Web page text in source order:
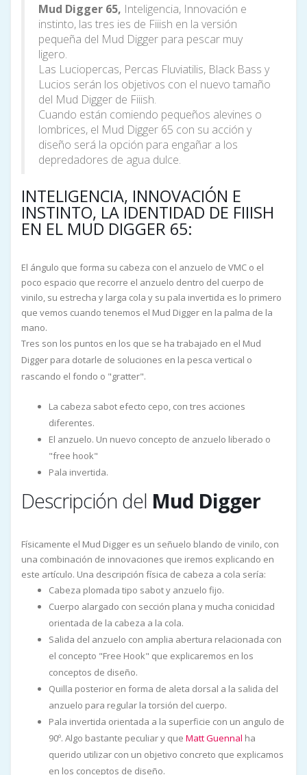
Mud Digger 65, Inteligencia, Innovación e
instinto, las tres ies de Fiiish en la versión
pequeña del Mud Digger para pescar muy
ligero.
Las Luciopercas, Percas Fluviatilis, Black Bass y
Lucios serán los objetivos con el nuevo tamaño
del Mud Digger de Fiiish.
Cuando están comiendo pequeños alevines o
lombrices, el Mud Digger 65 con su acción y
diseño será la opción para engañar a los
depredadores de agua dulce.
INTELIGENCIA, INNOVACIÓN E
INSTINTO, LA IDENTIDAD DE FIIISH
EN EL MUD DIGGER 65:
El ángulo que forma su cabeza con el anzuelo de VMC o el
poco espacio que recorre el anzuelo dentro del cuerpo de
vinilo, su estrecha y larga cola y su pala invertida es lo primero
que vemos cuando tenemos el Mud Digger en la palma de la
mano.
Tres son los puntos en los que se ha trabajado en el Mud
Digger para dotarle de soluciones en la pesca vertical o
rascando el fondo o "gratter".
La cabeza sabot efecto cepo, con tres acciones
diferentes.
El anzuelo. Un nuevo concepto de anzuelo liberado o
"free hook"
Pala invertida.
Descripción del Mud Digger
Físicamente el Mud Digger es un señuelo blando de vinilo, con
una combinación de innovaciones que iremos explicando en
este artículo. Una descripción física de cabeza a cola sería:
Cabeza plomada tipo sabot y anzuelo fijo.
Cuerpo alargado con sección plana y mucha conicidad
orientada de la cabeza a la cola.
Salida del anzuelo con amplia abertura relacionada con
el concepto "Free Hook" que explicaremos en los
conceptos de diseño.
Quilla posterior en forma de aleta dorsal a la salida del
anzuelo para regular la torsión del cuerpo.
Pala invertida orientada a la superficie con un angulo de
90º. Algo bastante peculiar y que Matt Guennal ha
querido utilizar con un objetivo concreto que explicamos
en los conceptos de diseño.